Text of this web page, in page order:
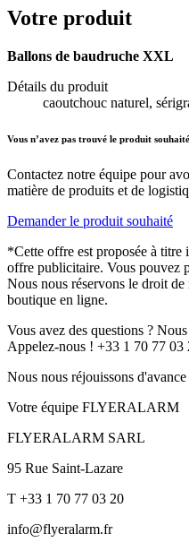
Votre produit
Ballons de baudruche XXL
Détails du produit
caoutchouc naturel,
Vous n’avez pas trouvé le produit
Contactez notre équipe pour
matière de produits et de
Demander le produit souhaité
*Cette offre est proposée à
offre publicitaire. Vous pouvez
Nous nous réservons le droit
boutique en ligne.
Vous avez des questions ?
Appelez-nous ! +33 1 70 77 03
Nous nous réjouissons
Votre équipe FLYERALARM
FLYERALARM SARL
95 Rue Saint-Lazare
T +33 1 70 77 03 20
info@flyeralarm.fr